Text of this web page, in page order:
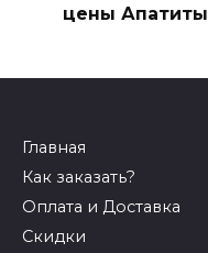
цены Апатиты
Главная
Как заказать?
Оплата и Доставка
Скидки